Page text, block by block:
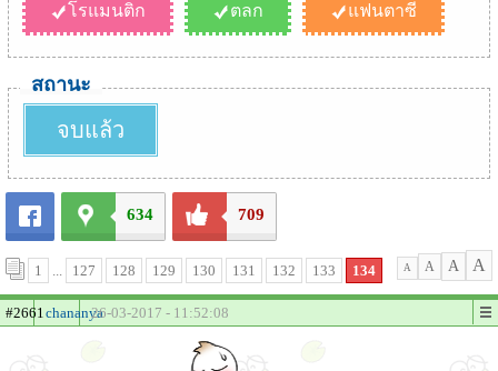
โรแมนติก ตลก แฟนตาซี
สถานะ
จบแล้ว
634 709
1 ... 127 128 129 130 131 132 133 134 A A A A
#2661chananya26-03-2017 - 11:52:08